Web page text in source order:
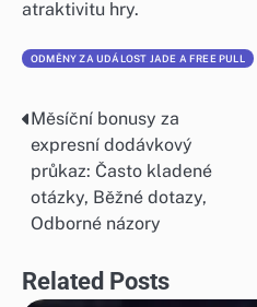
atraktivitu hry.
ODMĚNY ZA UDÁLOST JADE A FREE PULL
Post
navigation
Měsíční bonusy za
expresní dodávkový
průkaz: Často kladené
otázky, Běžné dotazy,
Odborné názory
Related Posts